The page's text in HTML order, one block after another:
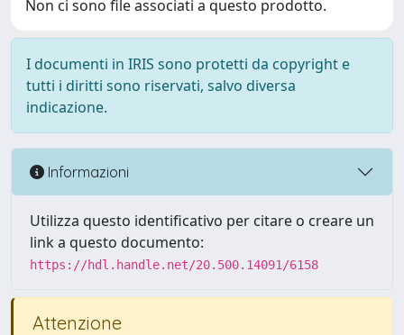
Non ci sono file associati a questo prodotto.
I documenti in IRIS sono protetti da copyright e
tutti i diritti sono riservati, salvo diversa
indicazione.
Informazioni
Utilizza questo identificativo per citare o creare un
link a questo documento:
https://hdl.handle.net/20.500.14091/6158
Attenzione